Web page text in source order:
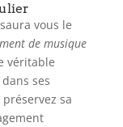
vous le
de musique
véritable
ses
sa